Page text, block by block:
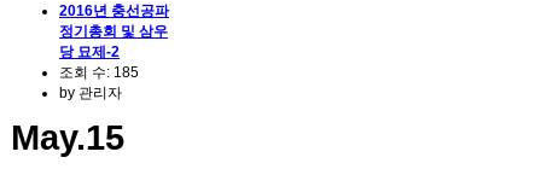
2016년 충선공파
정기총회 및 삼우
당 묘제-2
조회 수: 185
by 관리자
May.15